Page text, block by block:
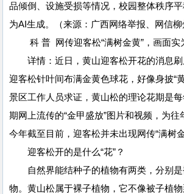
品倾倒、设施受损等情况，校园整体秩序
为AI生成。（来源：广西网络举报、网信柳
科 普 网传迎客松“满树金黄”，画面实
详情：近日，黄山迎客松开花的消息刷
迎客松针叶间布满金黄色球花，好像身披“
景区工作人员求证，黄山松的理论花期是
期网上流传的“金甲盛放”图片和视频，为往
今年截至目前，迎客松并未出现网传“满树
迎客松开的是什么“花”？
自然界能结种子的植物有两类，分别是
物。黄山松属于裸子植物，它不像被子植